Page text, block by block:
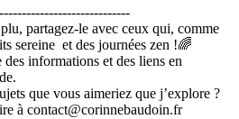
partagez-le avec ceux qui, comme
sereine et des journées zen !🌈
des informations et des liens en
que vous aimeriez que j’explore ?
à contact@corinnebaudoin.fr